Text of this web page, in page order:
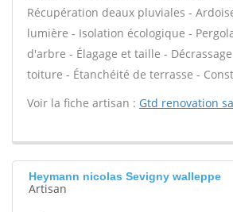
Récupération deaux pluviales -
lumière - Isolation écologique -
d'arbre - Élagage et taille -
toiture - Étanchéité de terrasse -
Voir la fiche artisan : Gtd renovation
Heymann nicolas Sevigny walleppe
Artisan